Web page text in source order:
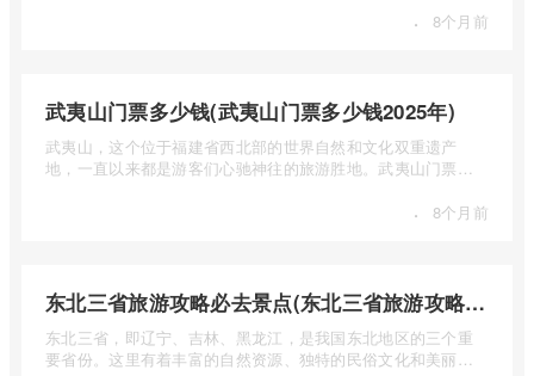
· 8个月前
武夷山门票多少钱(武夷山门票多少钱2025年)
武夷山，这个位于福建省西北部的世界自然和文化双重遗产
地，一直以来都是游客们心驰神往的旅游胜地。武夷山门票多
· 8个月前
东北三省旅游攻略必去景点(东北三省旅游攻略必去景点视频介绍)
东北三省，即辽宁、吉林、黑龙江，是我国东北地区的三个重
要省份。这里有着丰富的自然资源、独特的民俗文化和美丽的